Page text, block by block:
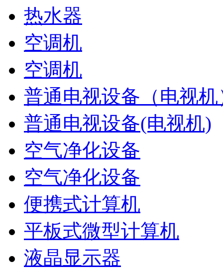
热水器
空调机
空调机
普通电视设备（电视机
普通电视设备(电视机)
空气净化设备
空气净化设备
便携式计算机
平板式微型计算机
液晶显示器